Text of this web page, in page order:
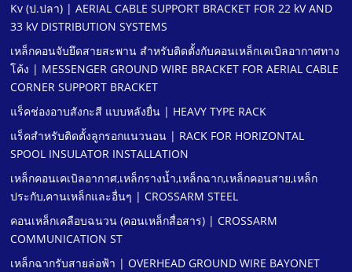
Kv (ป.ปลา) | AERIAL CABLE SUPPORT BRACKET FOR 22 kV AND
33 kV DISTRIBUTION SYSTEMS
เหล็กคอนจับยึดสายสะพาน สําหรับติดตั้งกับคอนเหล็กเคเบิลอากาศทาง
โค้ง | MESSENGER GROUND WIRE BRACKET FOR AERIAL CABLE
CORNER SUPPORT BRACKET
แร็คช่องอาบสังกะสี แบบหลังยื่น | HEAVY TYPE RACK
แร็คสําหรับติดตั้งลูกรอกแนวนอน | RACK FOR HORIZONTAL
SPOOL INSULATOR INSTALLATION
เหล็กคอนเคเบิลอากาศ,เหล็กรางนํ้า,เหล็กฉาก,เหล็กคอนสาย,เหล็ก
ประกับ,คานเหล็กและอื่นๆ | CROSSARM STEEL
คอนเหล็กเคลือบฉนวน (คอนเหล็กสื่อสาร) | CROSSARM
COMMUNICATION ST
เหล็กฉากรับสายล่อฟ้า | OVERHEAD GROUND WIRE BAYONET